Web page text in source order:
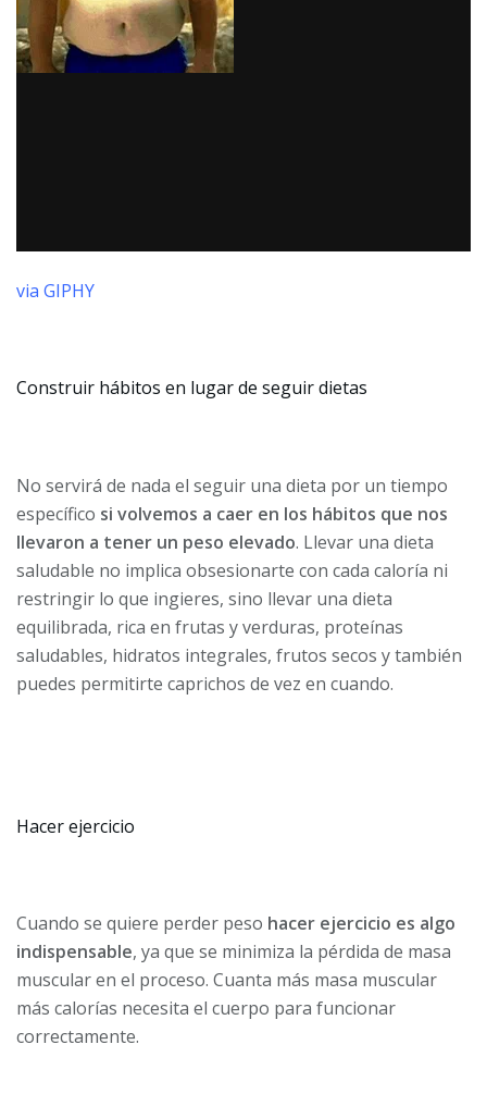
via GIPHY
Construir hábitos en lugar de seguir dietas
No servirá de nada el seguir una dieta por un tiempo
específico si volvemos a caer en los hábitos que nos
llevaron a tener un peso elevado. Llevar una dieta
saludable no implica obsesionarte con cada caloría ni
restringir lo que ingieres, sino llevar una dieta
equilibrada, rica en frutas y verduras, proteínas
saludables, hidratos integrales, frutos secos y también
puedes permitirte caprichos de vez en cuando.
Hacer ejercicio
Cuando se quiere perder peso hacer ejercicio es algo
indispensable, ya que se minimiza la pérdida de masa
muscular en el proceso. Cuanta más masa muscular
más calorías necesita el cuerpo para funcionar
correctamente.